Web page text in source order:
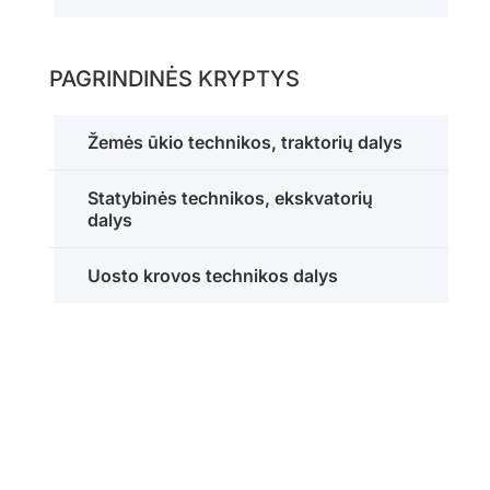
PAGRINDINĖS KRYPTYS
Žemės ūkio technikos, traktorių dalys
Statybinės technikos, ekskvatorių
dalys
Uosto krovos technikos dalys